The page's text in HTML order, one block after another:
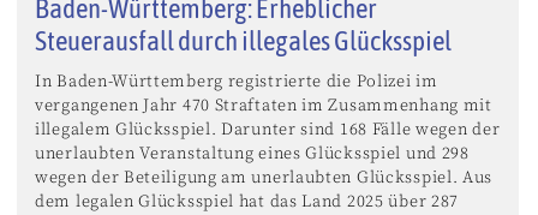
Baden-Württemberg: Erheblicher
Steuerausfall durch illegales Glücksspiel
In Baden-Württemberg registrierte die Polizei im
vergangenen Jahr 470 Straftaten im Zusammenhang mit
illegalem Glücksspiel. Darunter sind 168 Fälle wegen der
unerlaubten Veranstaltung eines Glücksspiel und 298
wegen der Beteiligung am unerlaubten Glücksspiel. Aus
dem legalen Glücksspiel hat das Land 2025 über 287